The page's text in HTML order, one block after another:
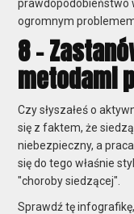
prawdopodobieństwo
ogromnym
8 -
metodami
Czy słyszałeś o
się z faktem, że
niebezpieczny, a
się do tego właśnie
"choroby siedzącej".
Sprawdź tę